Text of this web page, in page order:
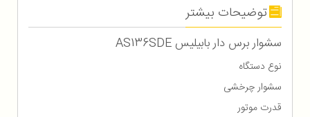
توضیحات بیشتر
سشوار برس دار بابیلیس AS136SDE
نوع دستگاه
سشوار چرخشی
قدرت موتور